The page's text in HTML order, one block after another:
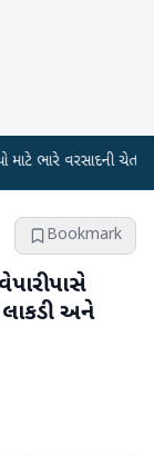
ચેતવણી જારી કરી
Bookmark
પાસે
અને